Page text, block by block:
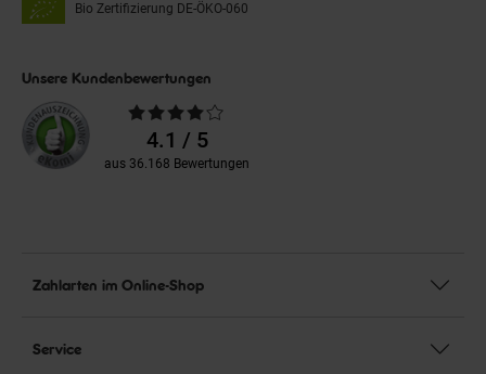
Bio Zertifizierung DE-ÖKO-060
Unsere Kundenbewertungen
Durchschnittliche
Bewertungen4.1 / 5
aus 36.168 Bewertungen
Zahlarten im Online-Shop
Service